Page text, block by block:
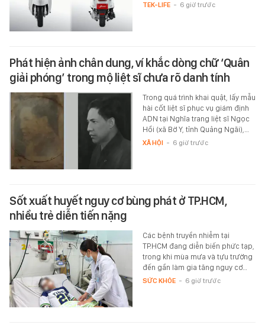
TEK-LIFE - 6 giờ trước
Phát hiện ảnh chân dung, ví khắc dòng chữ ‘Quân
giải phóng’ trong mộ liệt sĩ chưa rõ danh tính
Trong quá trình khai quật, lấy mẫu
hài cốt liệt sĩ phục vụ giám định
ADN tại Nghĩa trang liệt sĩ Ngọc
Hồi (xã Bờ Y, tỉnh Quảng Ngãi),…
XÃ HỘI - 6 giờ trước
Sốt xuất huyết nguy cơ bùng phát ở TP.HCM,
nhiều trẻ diễn tiến nặng
Các bệnh truyền nhiễm tại
TP.HCM đang diễn biến phức tạp,
trong khi mùa mưa và tựu trường
đến gần làm gia tăng nguy cơ…
SỨC KHỎE - 6 giờ trước